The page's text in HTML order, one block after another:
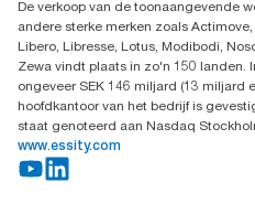
De verkoop van de toonaangevende
andere sterke merken zoals
Libero, Libresse, Lotus, Modibodi,
Zewa vindt plaats in zo'n 150 landen.
ongeveer SEK 146 miljard (13 miljard
hoofdkantoor van het bedrijf is
staat genoteerd aan Nasdaq
www.essity.com